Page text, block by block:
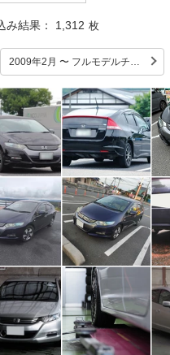
み結果： 1,312 枚
2009年2月 〜 フルモデルチェンジ